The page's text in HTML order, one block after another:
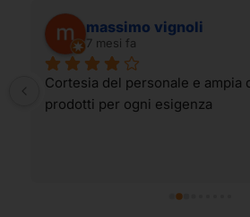
massimo vignoli
7 mesi fa
Cortesia del personale e ampia
prodotti per ogni esigenza